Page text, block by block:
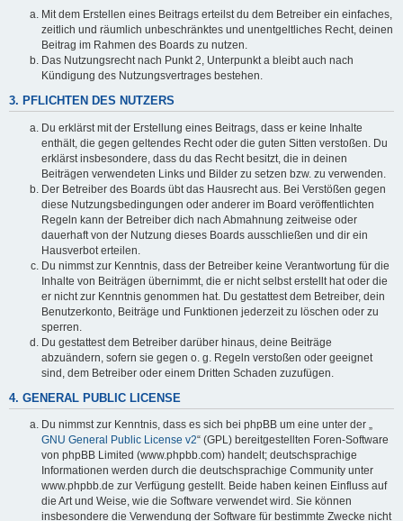
Mit dem Erstellen eines Beitrags erteilst du dem Betreiber ein einfaches,
zeitlich und räumlich unbeschränktes und unentgeltliches Recht, deinen
Beitrag im Rahmen des Boards zu nutzen.
Das Nutzungsrecht nach Punkt 2, Unterpunkt a bleibt auch nach
Kündigung des Nutzungsvertrages bestehen.
3. PFLICHTEN DES NUTZERS
Du erklärst mit der Erstellung eines Beitrags, dass er keine Inhalte
enthält, die gegen geltendes Recht oder die guten Sitten verstoßen. Du
erklärst insbesondere, dass du das Recht besitzt, die in deinen
Beiträgen verwendeten Links und Bilder zu setzen bzw. zu verwenden.
Der Betreiber des Boards übt das Hausrecht aus. Bei Verstößen gegen
diese Nutzungsbedingungen oder anderer im Board veröffentlichten
Regeln kann der Betreiber dich nach Abmahnung zeitweise oder
dauerhaft von der Nutzung dieses Boards ausschließen und dir ein
Hausverbot erteilen.
Du nimmst zur Kenntnis, dass der Betreiber keine Verantwortung für die
Inhalte von Beiträgen übernimmt, die er nicht selbst erstellt hat oder die
er nicht zur Kenntnis genommen hat. Du gestattest dem Betreiber, dein
Benutzerkonto, Beiträge und Funktionen jederzeit zu löschen oder zu
sperren.
Du gestattest dem Betreiber darüber hinaus, deine Beiträge
abzuändern, sofern sie gegen o. g. Regeln verstoßen oder geeignet
sind, dem Betreiber oder einem Dritten Schaden zuzufügen.
4. GENERAL PUBLIC LICENSE
Du nimmst zur Kenntnis, dass es sich bei phpBB um eine unter der „
GNU General Public License v2“ (GPL) bereitgestellten Foren-Software
von phpBB Limited (www.phpbb.com) handelt; deutschsprachige
Informationen werden durch die deutschsprachige Community unter
www.phpbb.de zur Verfügung gestellt. Beide haben keinen Einfluss auf
die Art und Weise, wie die Software verwendet wird. Sie können
insbesondere die Verwendung der Software für bestimmte Zwecke nicht